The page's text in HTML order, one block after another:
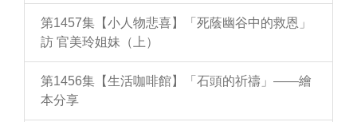
第1457集【小人物悲喜】「死蔭幽谷中的救恩」
訪 官美玲姐妹（上）
第1456集【生活咖啡館】「石頭的祈禱」——繪
本分享